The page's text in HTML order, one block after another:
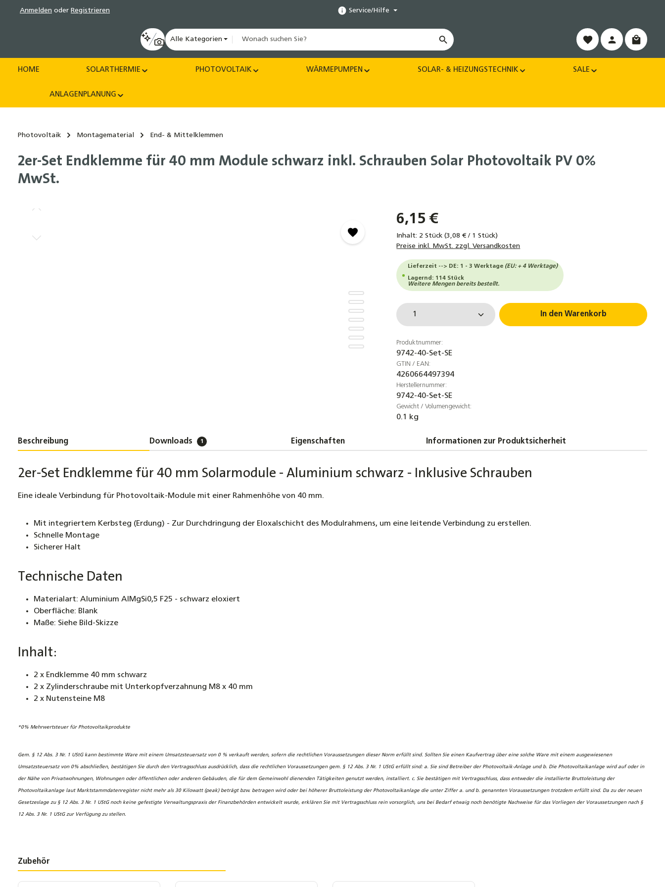
Zur Hauptnavigation springen
Anmelden oder Registrieren Service/Hilfe
Alle Kategorien
HOME SOLARTHERMIE PHOTOVOLTAIK WÄRMEPUMPEN SOLAR- & HEIZUNGSTECHNIK SALE
ANLAGENPLANUNG
Photovoltaik Montagematerial End- & Mittelklemmen
2er-Set Endklemme für 40 mm Module schwarz inkl. Schrauben Solar Photovoltaik PV 0%
MwSt.
6,15 €
Inhalt: 2 Stück(3,08 € / 1 Stück)
Preise inkl. MwSt. zzgl. Versandkosten
Lieferzeit --> DE: 1 - 3 Werktage (EU: + 4 Werktage)
Lagernd: 114 Stück
Weitere Mengen bereits bestellt.
Produkt Anzahl: Gib den gewünschten Wert
In den Warenkorb
Produktnummer:
9742-40-Set-SE
GTIN / EAN:
4260664497394
Herstellernummer:
9742-40-Set-SE
Gewicht / Volumengewicht:
0.1 kg
Beschreibung Downloads 1 Eigenschaften Informationen zur Produktsicherheit
2er-Set Endklemme für 40 mm Solarmodule - Aluminium schwarz - Inklusive Schrauben
Eine ideale Verbindung für Photovoltaik-Module mit einer Rahmenhöhe von 40 mm.
Mit integriertem Kerbsteg (Erdung) - Zur Durchdringung der Eloxalschicht des Modulrahmens, um eine leitende Verbindung zu erstellen.
Schnelle Montage
Sicherer Halt
Technische Daten
Materialart: Aluminium AlMgSi0,5 F25 - schwarz eloxiert
Oberfläche: Blank
Maße: Siehe Bild-Skizze
Inhalt:
2 x Endklemme 40 mm schwarz
2 x Zylinderschraube mit Unterkopfverzahnung M8 x 40 mm
2 x Nutensteine M8
*0% Mehrwertsteuer für Photovoltaikprodukte
Gem. § 12 Abs. 3 Nr. 1 UStG kann bestimmte Ware mit einem Umsatzsteuersatz von 0 % verkauft werden, sofern die rechtlichen Voraussetzungen dieser Norm erfüllt sind. Sollten Sie einen Kaufvertrag über eine solche Ware mit einem ausgewiesenen
Umsatzsteuersatz von 0% abschließen, bestätigen Sie durch den Vertragsschluss ausdrücklich, dass die rechtlichen Voraussetzungen gem. § 12 Abs. 3 Nr. 1 UStG erfüllt sind: a. Sie sind Betreiber der Photovoltaik-Anlage und b. Die Photovoltaikanlage wird auf oder in
der Nähe von Privatwohnungen, Wohnungen oder öffentlichen oder anderen Gebäuden, die für dem Gemeinwohl dienenden Tätigkeiten genutzt werden, installiert. c. Sie bestätigen mit Vertragsschluss, dass entweder die installierte Bruttoleistung der
Photovoltaikanlage laut Marktstammdatenregister nicht mehr als 30 Kilowatt (peak) beträgt bzw. betragen wird oder bei höherer Bruttoleistung der Photovoltaikanlage die unter Ziffer a. und b. genannten Voraussetzungen trotzdem erfüllt sind. Da zu der neuen
Gesetzeslage zu § 12 Abs. 3 Nr. 1 UStG noch keine gefestigte Verwaltungspraxis der Finanzbehörden entwickelt wurde, erklären Sie mit Vertragsschluss rein vorsorglich, uns bei Bedarf etwaig noch benötigte Nachweise für das Vorliegen der Voraussetzungen nach §
12 Abs. 3 Nr. 1 UStG zur Verfügung zu stellen.
Zubehör